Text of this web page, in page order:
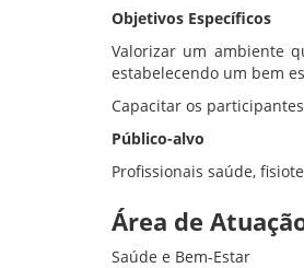
Objetivos Específicos
Valorizar um ambiente
estabelecendo um bem
Capacitar os
Público-alvo
Profissionais saúde,
Área de
Saúde e Bem-Estar